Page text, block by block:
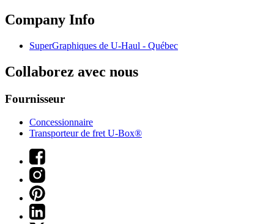
Company Info
SuperGraphiques de U-Haul - Québec
Collaborez avec nous
Fournisseur
Concessionnaire
Transporteur de fret U-Box®